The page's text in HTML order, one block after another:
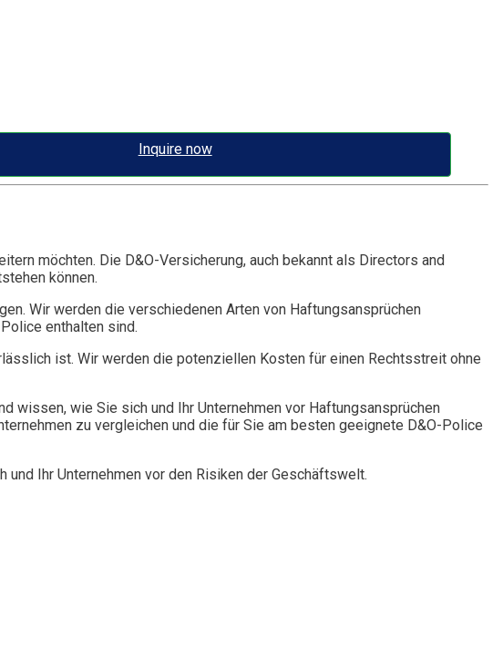
Inquire now
möchten. Die D&O-Versicherung, auch bekannt als Directors and
können.
Wir werden die verschiedenen Arten von Haftungsansprüchen
enthalten sind.
ist. Wir werden die potenziellen Kosten für einen Rechtsstreit ohne
wissen, wie Sie sich und Ihr Unternehmen vor Haftungsansprüchen
zu vergleichen und die für Sie am besten geeignete D&O-Police
Ihr Unternehmen vor den Risiken der Geschäftswelt.